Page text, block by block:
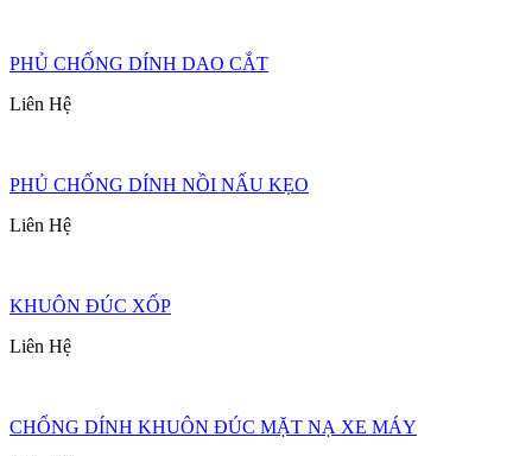
PHỦ CHỐNG DÍNH DAO CẮT
Liên Hệ
PHỦ CHỐNG DÍNH NỒI NẤU KẸO
Liên Hệ
KHUÔN ĐÚC XỐP
Liên Hệ
CHỐNG DÍNH KHUÔN ĐÚC MẶT NẠ XE MÁY